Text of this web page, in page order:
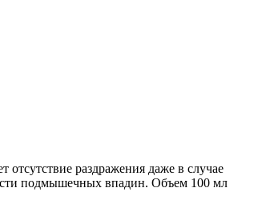
раздражения даже в случае
подмышечных впадин. Объем 100 мл